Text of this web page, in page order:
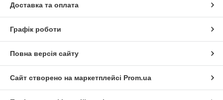
Доставка та оплата
Графік роботи
Повна версія сайту
Сайт створено на маркетплейсі Prom.ua